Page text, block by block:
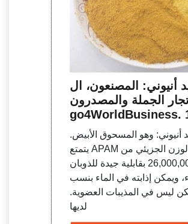
أنيوني: المصنعون، ال
الجملة والمصدرون |
أنيوني: وهو المسحوق الأبيض.
يتمتع APAM ذو الوزن الجزيئي من
4,000,000-26,000,000 بقابلية جيدة للذوبان
ويمكن إذابته في الماء بنسب
ليس في المذيبات العضوية.
لديها